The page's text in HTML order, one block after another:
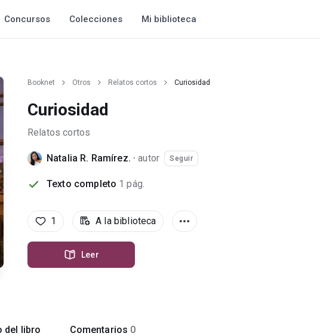
Concursos Colecciones Mi biblioteca
Booknet Otros Relatos cortos Curiosidad
Curiosidad
Relatos cortos
Natalia R. Ramírez. ·autor Seguir
Texto completo 1 pág.
1 A la biblioteca
Leer
del libro Comentarios 0